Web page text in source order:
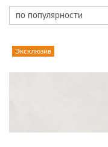
эксклюзив
ТИП ПЛИТКИ
ЦВЕТ
по популярности
Эксклюзив